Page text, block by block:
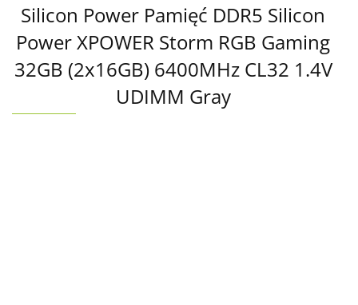
Silicon Power Pamięć DDR5 Silicon
Power XPOWER Storm RGB Gaming
32GB (2x16GB) 6400MHz CL32 1.4V
UDIMM Gray